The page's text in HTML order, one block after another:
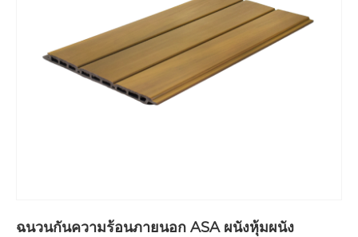
ฉนวนกันความร้อนภายนอก ASA ผนังหุ้มผนัง